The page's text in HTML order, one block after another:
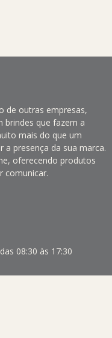
de outras empresas,
brindes que fazem a
mais do que um
presença da sua marca.
oferecendo produtos
comunicar.
08:30 às 17:30